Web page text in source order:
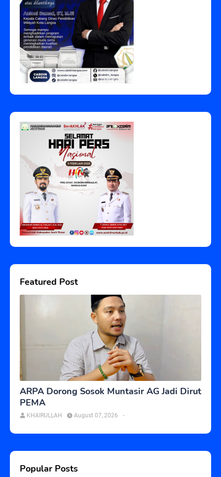
Featured Post
ARPA Dorong Sosok Muntasir AG Jadi Dirut
PEMA
KHAIRULLAH -
August 07, 2026
Popular Posts